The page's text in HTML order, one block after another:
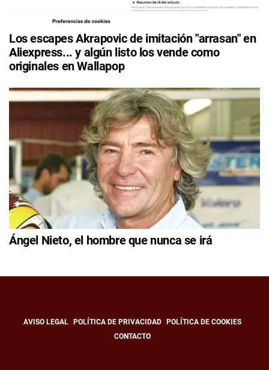
Los escapes Akrapovic de imitación "arrasan" en
Aliexpress... y algún listo los vende como
originales en Wallapop
Ángel Nieto, el hombre que nunca se irá
AVISO LEGAL POLÍTICA DE PRIVACIDAD
POLÍTICA DE COOKIES
CONTACTO